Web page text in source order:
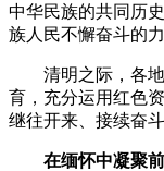
中华民族的共同历
族人民不懈奋斗的力
清明之际，各地
育，充分运用红色
继往开来、接续奋
在缅怀中凝聚